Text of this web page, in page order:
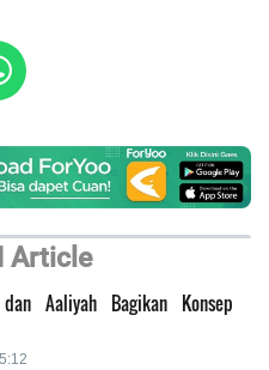
Article
Aaliyah Bagikan Konsep